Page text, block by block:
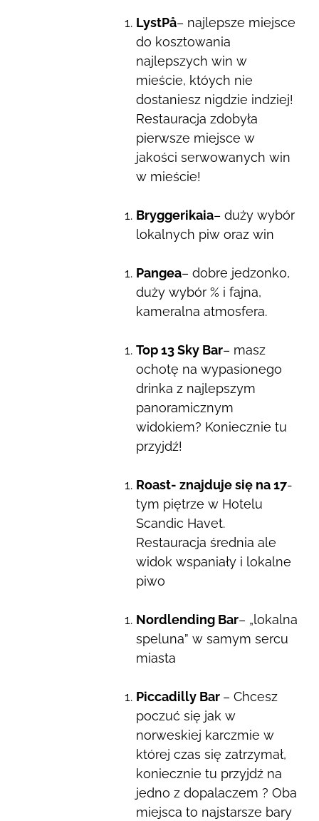
LystPå– najlepsze miejsce
do kosztowania
najlepszych win w
mieście, któych nie
dostaniesz nigdzie indziej!
Restauracja zdobyła
pierwsze miejsce w
jakości serwowanych win
w mieście!
Bryggerikaia– duży wybór
lokalnych piw oraz win
Pangea– dobre jedzonko,
duży wybór % i fajna,
kameralna atmosfera.
Top 13 Sky Bar– masz
ochotę na wypasionego
drinka z najlepszym
panoramicznym
widokiem? Koniecznie tu
przyjdź!
Roast- znajduje się na 17-
tym piętrze w Hotelu
Scandic Havet.
Restauracja średnia ale
widok wspaniały i lokalne
piwo
Nordlending Bar– „lokalna
speluna” w samym sercu
miasta
Piccadilly Bar – Chcesz
poczuć się jak w
norweskiej karczmie w
której czas się zatrzymał,
koniecznie tu przyjdź na
jedno z dopalaczem ? Oba
miejsca to najstarsze bary